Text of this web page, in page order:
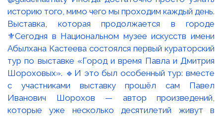
Выставка, которая продолжается в городе
⚜️Сегодня в Национальном музее искусств имени
Абылхана Кастеева состоялся первый кураторский
тур по выставке «Город и время Павла и Дмитрия
Шороховых». 🔹И это был особенный тур: вместе
с участниками выставку прошёл сам Павел
Иванович Шорохов — автор произведений,
которые уже несколько десятилетий живут в